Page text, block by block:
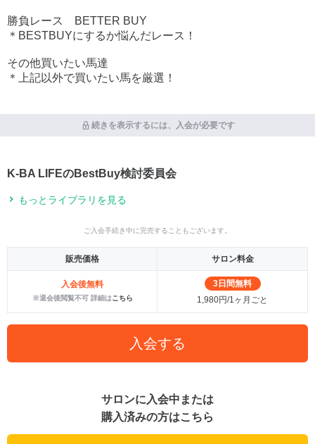
勝負レース BETTER BUY
＊BESTBUYにするか悩んだレース！
その他買いたい馬達
＊上記以外で買いたい馬を厳選！
続きを表示するには、入会が必要です
K-BA LIFEのBestBuy検討委員会
もっとライブラリを見る
ご入会手続き中に完売することもございます。
販売価格 サロン料金
入会後無料
※退会後閲覧不可 詳細はこちら
3日間無料
1,980円/1ヶ月ごと
入会する
サロンに入会中または
購入済みの方はこちら